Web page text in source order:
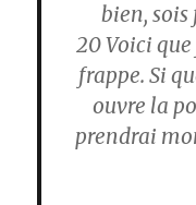
bien,
20Voici que
frappe. Si
ouvre la
prendrai